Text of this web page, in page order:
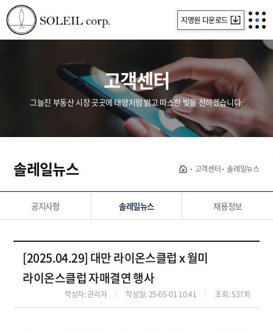
지명원 다운로드
고객센터
그늘진 부동산 시장 곳곳에 태양처럼 밝고 따스한 빛을 전하겠습니다.
솔레일뉴스 고객센터 솔레일뉴스
공지사항 솔레일뉴스 채용정보
[2025.04.29] 대만 라이온스클럽 x 월미
라이온스클럽 자매결연 행사
작성자: 관리자 작성일: 25-05-01 10:41 조회: 537회